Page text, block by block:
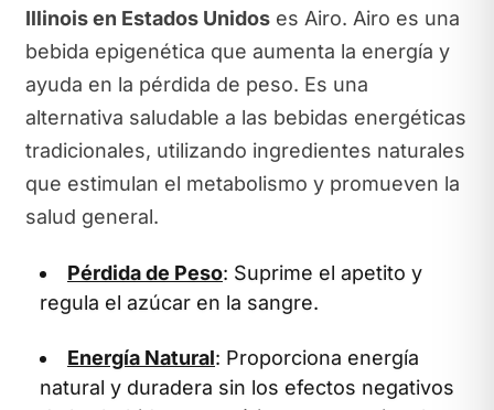
Illinois en Estados Unidoses Airo. Airo es una
bebida epigenética que aumenta la energía y
ayuda en la pérdida de peso. Es una
alternativa saludable a las bebidas energéticas
tradicionales, utilizando ingredientes naturales
que estimulan el metabolismo y promueven la
salud general.
Pérdida de Peso: Suprime el apetito y
regula el azúcar en la sangre.
Energía Natural: Proporciona energía
natural y duradera sin los efectos negativos